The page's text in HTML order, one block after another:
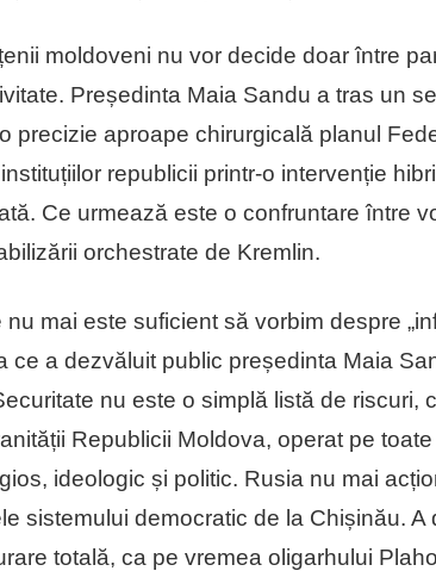
moldoveni nu vor decide doar între
Președinta Maia Sandu a tras un
precizie aproape chirurgicală planul
republicii printr-o intervenție
Ce urmează este o confruntare între
orchestrate de Kremlin.
mai este suficient să vorbim despre
ce a dezvăluit public președinta Maia
nu este o simplă listă de riscuri,
Republicii Moldova, operat pe
ideologic și politic. Rusia nu mai
sistemului democratic de la Chișinău. A
totală, ca pe vremea oligarhului